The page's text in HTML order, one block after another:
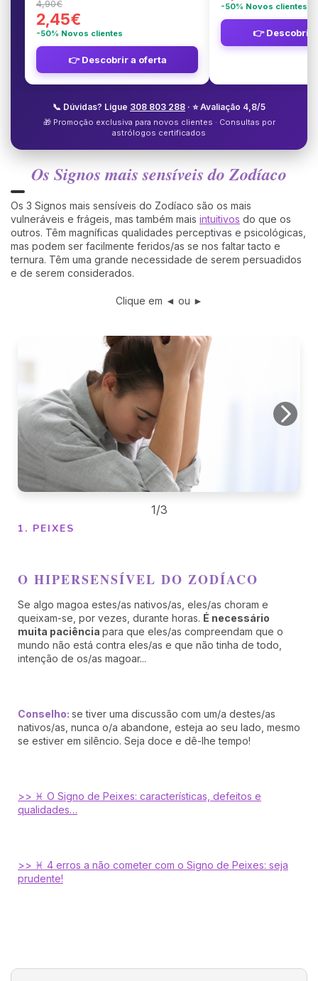
4,90€
2,45€
-50% Novos clientes
👉 Descobrir a oferta
-50% Novos clientes
👉 Descobrir
📞 Dúvidas? Ligue 308 803 288 · ⭐ Avaliação 4,8/5
🎁 Promoção exclusiva para novos clientes · Consultas por
astrólogos certificados
Os Signos mais sensíveis do Zodíaco
Os 3 Signos mais sensíveis do Zodíaco são os mais
vulneráveis e frágeis, mas também mais intuitivos do que os
outros. Têm magníficas qualidades perceptivas e psicológicas,
mas podem ser facilmente feridos/as se nos faltar tacto e
ternura. Têm uma grande necessidade de serem persuadidos
e de serem considerados.
Clique em ◄ ou ►
1. PEIXES
O HIPERSENSÍVEL DO ZODÍACO
Se algo magoa estes/as nativos/as, eles/as choram e
queixam-se, por vezes, durante horas. É necessário
muita paciência para que eles/as compreendam que o
mundo não está contra eles/as e que não tinha de todo,
intenção de os/as magoar...
Conselho: se tiver uma discussão com um/a destes/as
nativos/as, nunca o/a abandone, esteja ao seu lado, mesmo
se estiver em silêncio. Seja doce e dê-lhe tempo!
>> ♓ O Signo de Peixes: características, defeitos e
qualidades…
>> ♓ 4 erros a não cometer com o Signo de Peixes: seja
prudente!
1/3